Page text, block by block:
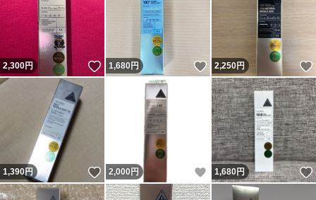
2,300円 いいね！
1,680円 いいね！
2,250円
1,390円 いいね！
2,000 円 いいね！
1,680円